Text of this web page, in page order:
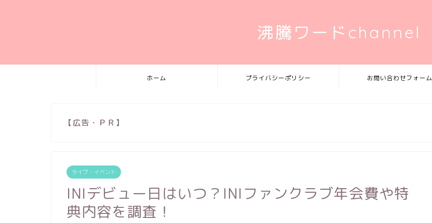
沸騰ワードchannel
ホーム プライバシーポリシー お問い合わせフォーム
【広告・ＰＲ】
ライブ・イベント
INIデビュー日はいつ？INIファンクラブ年会費や特
典内容を調査！